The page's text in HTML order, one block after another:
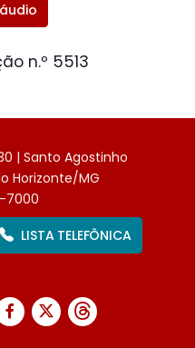
n.º 5513
| Santo Agostinho
Horizonte/MG
7000
LISTA TELEFÔNICA